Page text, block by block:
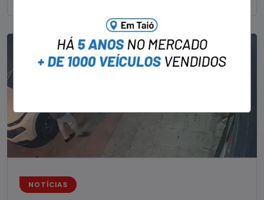
NOTÍCIAS